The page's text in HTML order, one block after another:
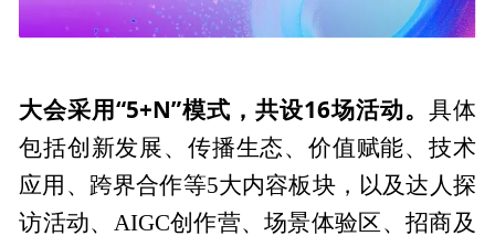
大会采用“5+N”模式，共设16场活动。
具体
包括创新发展、传播生态、价值赋能、技术
应用、跨界合作等5大内容板块，以及达人探
访活动、AIGC创作营、场景体验区、招商及